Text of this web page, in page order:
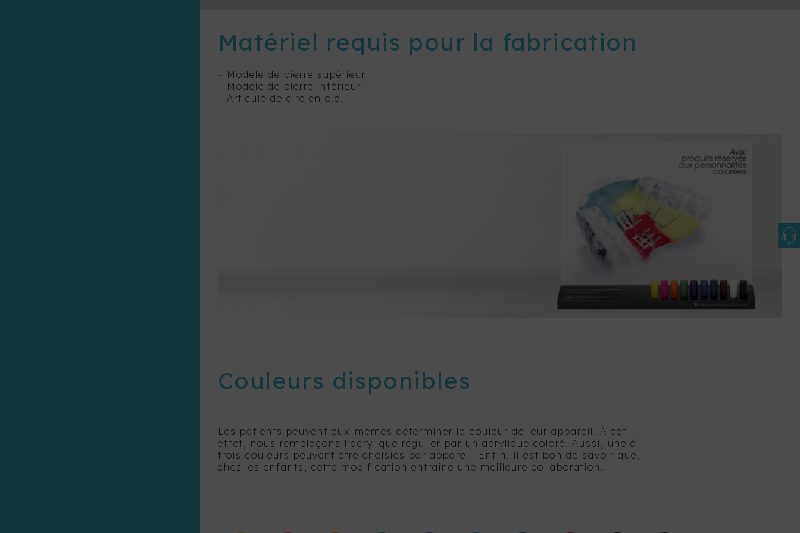
Matériel requis pour la fabrication
– Modèle de pierre supérieur
– Modèle de pierre inférieur
– Articulé de cire en o.c.
Couleurs disponibles
Les patients peuvent eux-mêmes déterminer la couleur de leur appareil. À cet
effet, nous remplaçons l’acrylique régulier par un acrylique coloré. Aussi, une à
trois couleurs peuvent être choisies par appareil. Enfin, il est bon de savoir que,
chez les enfants, cette modification entraîne une meilleure collaboration.